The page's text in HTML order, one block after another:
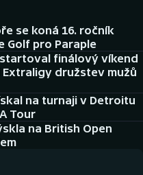
se koná 16. ročník
Golf pro Paraple
finálový víkend
družstev mužů
na turnaji v Detroitu
Tour
na British Open